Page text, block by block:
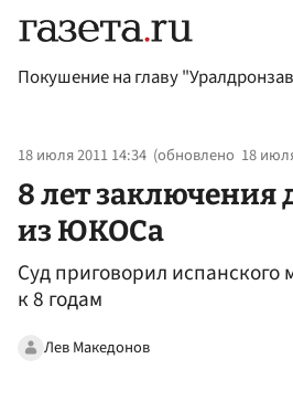
Покушение на главу
18 июля 2011 14:34 (обновлено 18
8 лет заключения
из ЮКОСа
Суд приговорил
к 8 годам
Лев Македонов